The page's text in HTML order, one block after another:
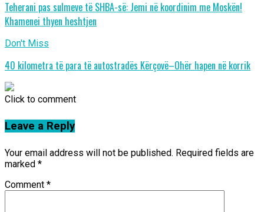
Teherani pas sulmeve të SHBA-së: Jemi në koordinim me Moskën!
Khamenei thyen heshtjen
Don't Miss
40 kilometra të para të autostradës Kërçovë–Ohër hapen në korrik
Click to comment
Leave a Reply
Your email address will not be published. Required fields are
marked *
Comment *